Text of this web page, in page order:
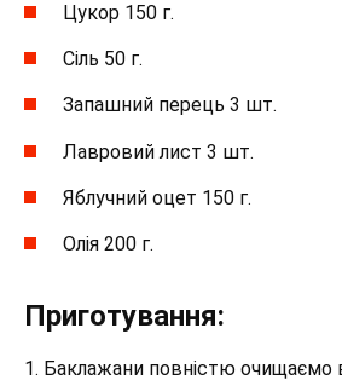
Цукор 150 г.
Сіль 50 г.
Запашний перець 3 шт.
Лавровий лист 3 шт.
Яблучний оцет 150 г.
Олія ​​200 г.
Приготування:
1. Баклажани повністю очищаємо